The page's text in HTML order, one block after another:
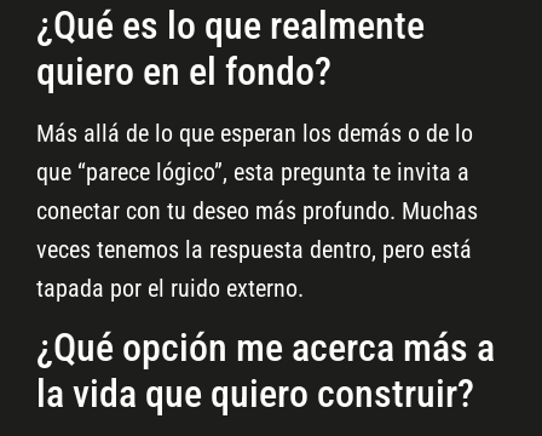
¿Qué es lo que realmente
quiero en el fondo?
Más allá de lo que esperan los demás o de lo
que “parece lógico”, esta pregunta te invita a
conectar con tu deseo más profundo. Muchas
veces tenemos la respuesta dentro, pero está
tapada por el ruido externo.
¿Qué opción me acerca más a
la vida que quiero construir?